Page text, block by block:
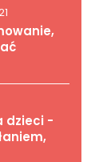
dzieci -